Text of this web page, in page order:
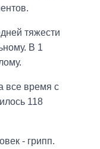
тяжести
В 1
все время с
118
- грипп.